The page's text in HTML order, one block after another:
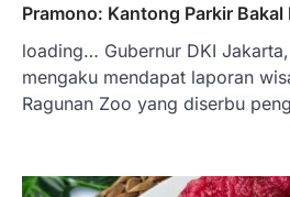
Pramono: Kantong Parkir Bakal
loading… Gubernur DKI
mengaku mendapat laporan
Ragunan Zoo yang diserbu